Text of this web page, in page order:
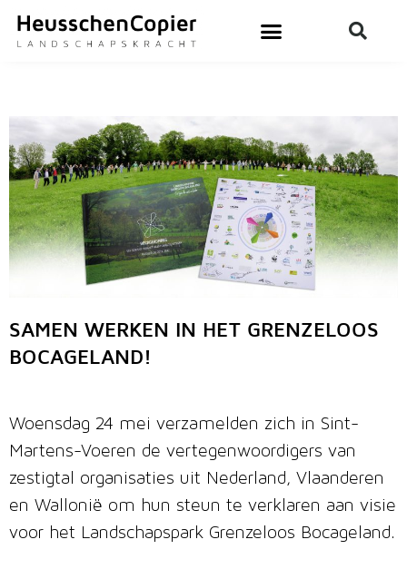
naar
SAMEN WERKEN IN HET GRENZELOOS
BOCAGELAND!
Woensdag 24 mei verzamelden zich in Sint-
Martens-Voeren de vertegenwoordigers van
zestigtal organisaties uit Nederland, Vlaanderen
en Wallonië om hun steun te verklaren aan visie
voor het Landschapspark Grenzeloos Bocageland.